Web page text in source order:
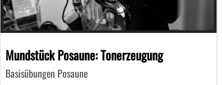
Mundstück Posaune: Tonerzeugung
Basisübungen Posaune